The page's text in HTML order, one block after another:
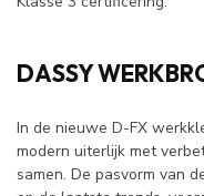
DASSY
In de nieuwe D-FX
modern uiterlijk met
samen. De pasvorm van